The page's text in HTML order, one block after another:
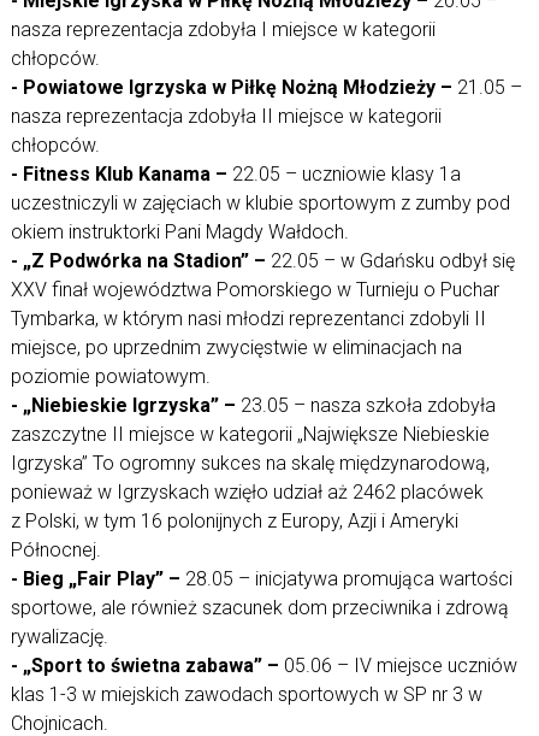
nasza reprezentacja zdobyła I miejsce w kategorii
chłopców.
- Powiatowe Igrzyska w Piłkę Nożną Młodzieży – 21.05 –
nasza reprezentacja zdobyła II miejsce w kategorii
chłopców.
- Fitness Klub Kanama – 22.05 – uczniowie klasy 1a
uczestniczyli w zajęciach w klubie sportowym z zumby pod
okiem instruktorki Pani Magdy Wałdoch.
- „Z Podwórka na Stadion” – 22.05 – w Gdańsku odbył się
XXV finał województwa Pomorskiego w Turnieju o Puchar
Tymbarka, w którym nasi młodzi reprezentanci zdobyli II
miejsce, po uprzednim zwycięstwie w eliminacjach na
poziomie powiatowym.
- „Niebieskie Igrzyska” – 23.05 – nasza szkoła zdobyła
zaszczytne II miejsce w kategorii „Największe Niebieskie
Igrzyska” To ogromny sukces na skalę międzynarodową,
ponieważ w Igrzyskach wzięło udział aż 2462 placówek
z Polski, w tym 16 polonijnych z Europy, Azji i Ameryki
Północnej.
- Bieg „Fair Play” – 28.05 – inicjatywa promująca wartości
sportowe, ale również szacunek dom przeciwnika i zdrową
rywalizację.
- „Sport to świetna zabawa” – 05.06 – IV miejsce uczniów
klas 1-3 w miejskich zawodach sportowych w SP nr 3 w
Chojnicach.